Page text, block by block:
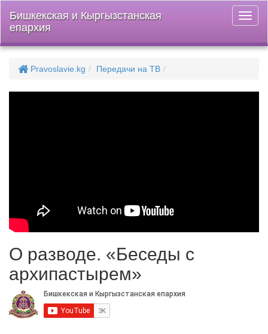
меню
Бишкекская и Кыргызстанская
епархия
Pravoslavie.kg Передачи на ТВ
О разводе. «Беседы с
архипастырем»